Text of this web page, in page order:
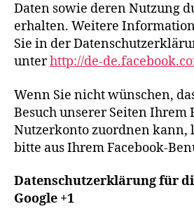
Daten sowie deren Nutzung
erhalten. Weitere
Sie in der
unterhttp://de-
Wenn Sie nicht wünschen,
Besuch unserer Seiten Ihrem
Nutzerkonto zuordnen kann,
bitte aus Ihrem Facebook-
Datenschutzerklärung für
Google +1